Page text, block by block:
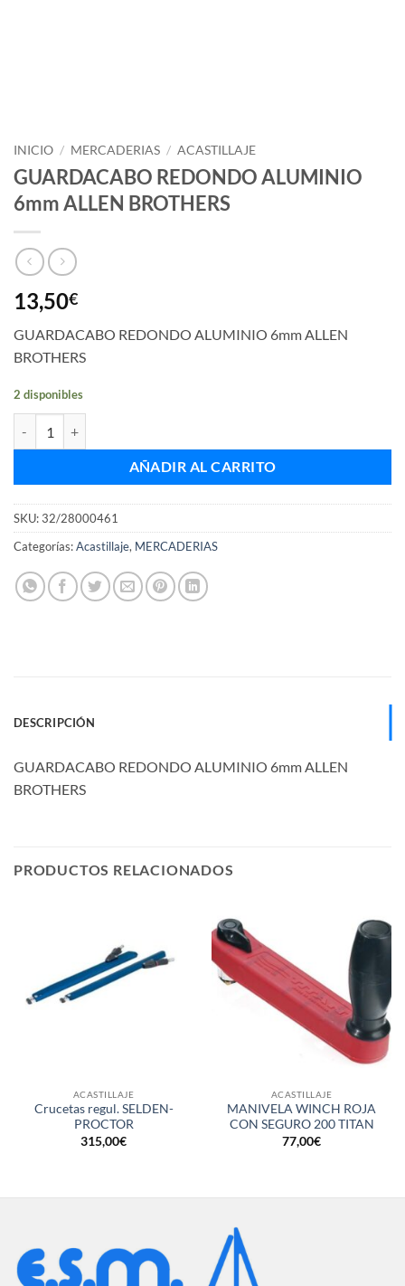
INICIO / MERCADERIAS / ACASTILLAJE
GUARDACABO REDONDO ALUMINIO
6mm ALLEN BROTHERS
13,50€
GUARDACABO REDONDO ALUMINIO 6mm ALLEN
BROTHERS
2 disponibles
AÑADIR AL CARRITO
SKU:32/28000461
Categorías:Acastillaje, MERCADERIAS
DESCRIPCIÓN
GUARDACABO REDONDO ALUMINIO 6mm ALLEN
BROTHERS
PRODUCTOS RELACIONADOS
ACASTILLAJE
Crucetas regul. SELDEN-
PROCTOR
315,00€
ACASTILLAJE
MANIVELA WINCH ROJA
CON SEGURO 200 TITAN
77,00€